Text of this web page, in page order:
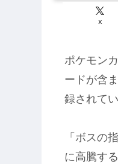
X
ポケモン
ードが含
録されてい
「ボスの
に高騰す